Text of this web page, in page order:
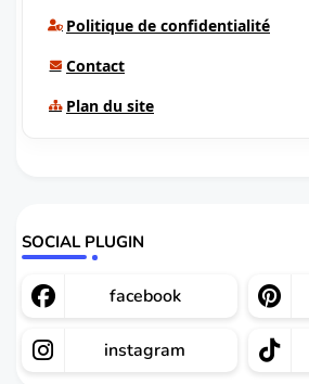
Politique de confidentialité
Contact
Plan du site
SOCIAL PLUGIN
facebook
instagram